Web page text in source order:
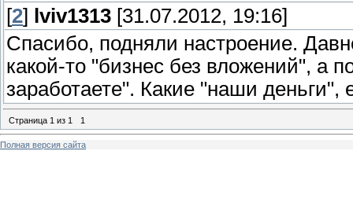
[2] lviv1313 [31.07.2012, 19:16]
Спасибо, подняли настроение.
какой-то "бизнес без вложений", а
заработаете". Какие "наши деньги",
Страница 1 из 1 1
Полная версия сайта